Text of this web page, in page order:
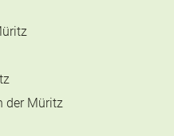
der Müritz